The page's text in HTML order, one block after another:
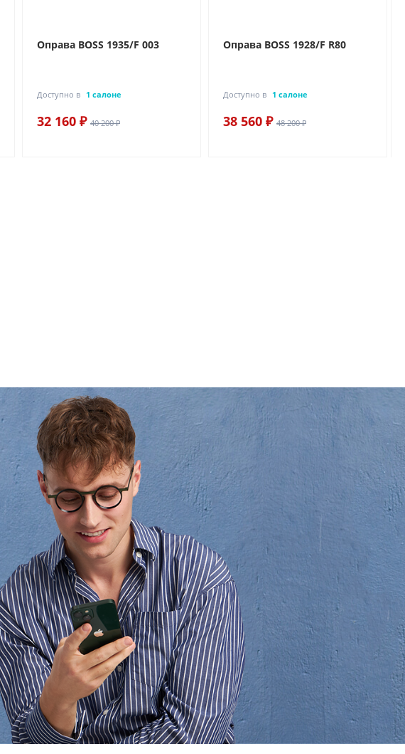
Оправа BOSS 1935/F 003
Доступно в 1 салоне
32 160 ₽ 40 200 ₽
Оправа BOSS 1928/F R80
Доступно в 1 салоне
38 560 ₽ 48 200 ₽